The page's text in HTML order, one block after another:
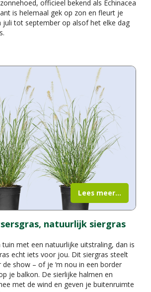
officieel bekend als Echinacea
is helemaal gek op zon en fleurt je
juli tot september op alsof het elke dag
natuurlijk siergras
met een natuurlijke uitstraling, dan is
echt iets voor jou. Dit siergras steelt
show – of je ‘m nou in een border
je balkon. De sierlijke halmen en
met de wind en geven je buitenruimte
Lees meer...